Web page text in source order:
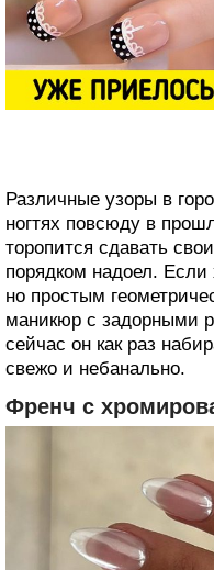
Различные узоры в
ногтях повсюду в
торопится сдавать
порядком надоел. Если
но простым
маникюр с задорными
сейчас он как раз
свежо и небанально.
Френч с